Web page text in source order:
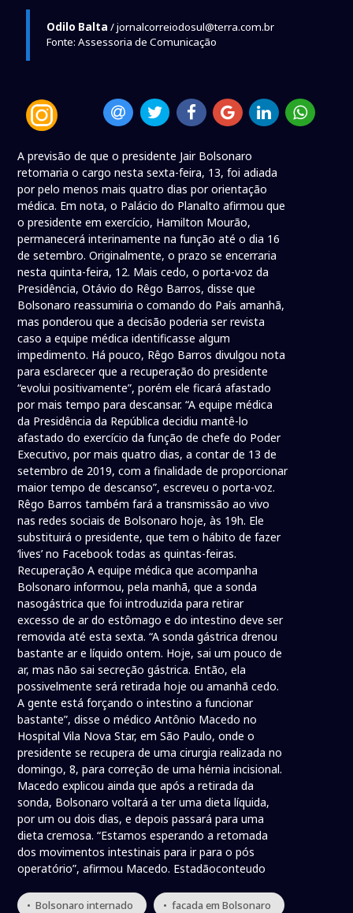
Odilo Balta / jornalcorreiodosul@terra.com.br
Fonte: Assessoria de Comunicação
A previsão de que o presidente Jair Bolsonaro
retomaria o cargo nesta sexta-feira, 13, foi adiada
por pelo menos mais quatro dias por orientação
médica. Em nota, o Palácio do Planalto afirmou que
o presidente em exercício, Hamilton Mourão,
permanecerá interinamente na função até o dia 16
de setembro. Originalmente, o prazo se encerraria
nesta quinta-feira, 12. Mais cedo, o porta-voz da
Presidência, Otávio do Rêgo Barros, disse que
Bolsonaro reassumiria o comando do País amanhã,
mas ponderou que a decisão poderia ser revista
caso a equipe médica identificasse algum
impedimento. Há pouco, Rêgo Barros divulgou nota
para esclarecer que a recuperação do presidente
“evolui positivamente”, porém ele ficará afastado
por mais tempo para descansar. “A equipe médica
da Presidência da República decidiu mantê-lo
afastado do exercício da função de chefe do Poder
Executivo, por mais quatro dias, a contar de 13 de
setembro de 2019, com a finalidade de proporcionar
maior tempo de descanso”, escreveu o porta-voz.
Rêgo Barros também fará a transmissão ao vivo
nas redes sociais de Bolsonaro hoje, às 19h. Ele
substituirá o presidente, que tem o hábito de fazer
‘lives’ no Facebook todas as quintas-feiras.
Recuperação A equipe médica que acompanha
Bolsonaro informou, pela manhã, que a sonda
nasogástrica que foi introduzida para retirar
excesso de ar do estômago e do intestino deve ser
removida até esta sexta. “A sonda gástrica drenou
bastante ar e líquido ontem. Hoje, sai um pouco de
ar, mas não sai secreção gástrica. Então, ela
possivelmente será retirada hoje ou amanhã cedo.
A gente está forçando o intestino a funcionar
bastante”, disse o médico Antônio Macedo no
Hospital Vila Nova Star, em São Paulo, onde o
presidente se recupera de uma cirurgia realizada no
domingo, 8, para correção de uma hérnia incisional.
Macedo explicou ainda que após a retirada da
sonda, Bolsonaro voltará a ter uma dieta líquida,
por um ou dois dias, e depois passará para uma
dieta cremosa. “Estamos esperando a retomada
dos movimentos intestinais para ir para o pós
operatório”, afirmou Macedo. Estadãoconteudo
• Bolsonaro internado • facada em Bolsonaro